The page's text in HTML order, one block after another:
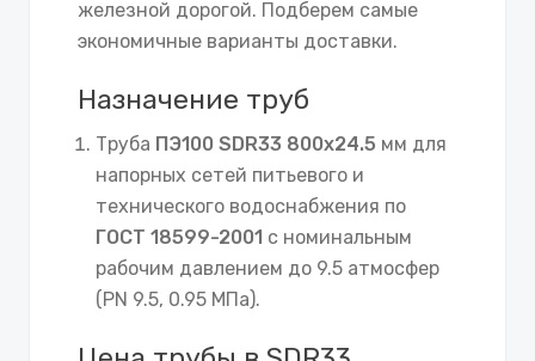
железной дорогой. Подберем самые
экономичные варианты доставки.
Назначение труб
Труба ПЭ100 SDR33 800х24.5 мм для
напорных сетей питьевого и
технического водоснабжения по
ГОСТ 18599-2001 с номинальным
рабочим давлением до 9.5 атмосфер
(PN 9.5, 0.95 МПа).